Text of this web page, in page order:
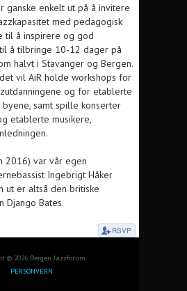
ganske enkelt ut på å invitere
med pedagogisk
til å inspirere og god
å tilbringe 10-12 dager på
halvt i Stavanger og Bergen.
vil AiR holde workshops for
og for etablerte
samt spille konserter
etablerte musikere,
2016) var vår egen
Ingebrigt Håker
ut er altså den britiske
Django Bates.
© 2026 Bergen Jazzforum.
PERSONVERN